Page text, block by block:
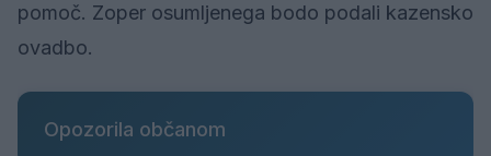
pomoč. Zoper osumljenega bodo podali kazensko
ovadbo.
Opozorila občanom